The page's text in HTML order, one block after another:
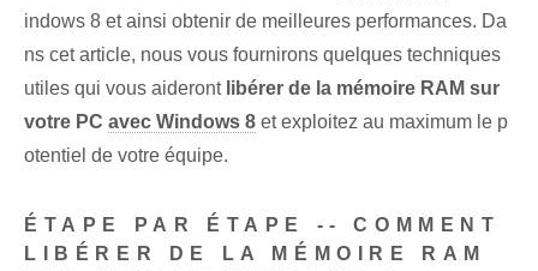
indows‍ 8 et ainsi obtenir de meilleures performances. Da
ns cet article, nous vous fournirons quelques techniques
utiles qui vous aideront libérer de la mémoire RAM sur
votre PC avec Windows 8 et exploitez au maximum le p
otentiel de votre équipe.
ÉTAPE PAR ÉTAPE -- COMMENT
LIBÉRER DE LA MÉMOIRE RAM